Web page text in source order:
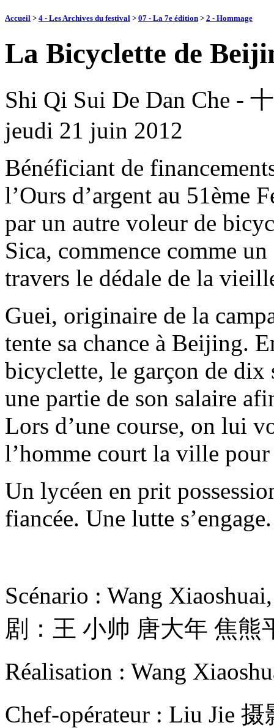
Accueil > 4 - Les Archives du festival > 07 - La 7e édition > 2 - Hommage
La Bicyclette de
Shi Qi Sui De Dan Che -
jeudi 21 juin 2012
Bénéficiant de
l’Ours d’argent au 51ème
par un autre voleur de
Sica, commence comme
travers le dédale de la
Guei, originaire de la
tente sa chance à Beijing.
bicyclette, le garçon de dix
une partie de son salaire
Lors d’une course, on lui
l’homme court la ville
Un lycéen en prit
fiancée. Une lutte s’engage.
Scénario : Wang
剧：王 小帅 唐大年 焦熊
Réalisation : Wang
Chef-opérateur : Liu Jie